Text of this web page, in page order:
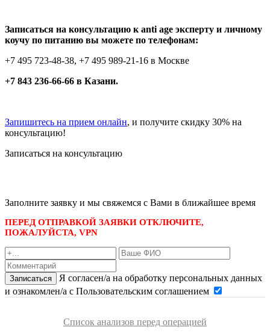
Записаться на консультацию к anti age эксперту и личному
коучу по питанию вы можете по телефонам:
+7 495 723-48-38, +7 495 989-21-16 в Москве
+7 843 236-66-66 в Казани.
Запишитесь на прием онлайн, и получите скидку 30% на
консультацию!
Записаться на консультацию
Заполните заявку и мы свяжемся с Вами в ближайшее время
ПЕРЕД ОТПРАВКОЙ ЗАЯВКИ ОТКЛЮЧИТЕ,
ПОЖАЛУЙСТА, VPN
Записаться
Я согласен/а на обработку персональных данных
и ознакомлен/а с Пользовательским соглашением
Список анализов перед операцией